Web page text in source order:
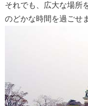
それでも、広大な場所
のどかな時間を過ごせ